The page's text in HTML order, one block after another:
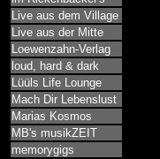
Live aus dem Village
Live aus der Mitte
Loewenzahn-Verlag
loud, hard & dark
Lüüls Life Lounge
Mach Dir Lebenslust
Marias Kosmos
MB's musikZEIT
memorygigs